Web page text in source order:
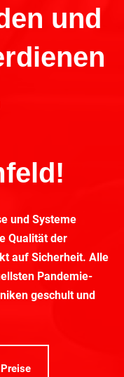
und
und Systeme
Qualität der
auf Sicherheit. Alle
Pandemie-
geschult und